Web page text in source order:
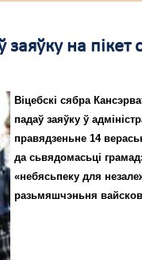
на
Віцебскі сябра
падаў заяўку ў
правядзеньне 14
да сьвядомасьці
«небясьпеку для
разьмяшчэньня